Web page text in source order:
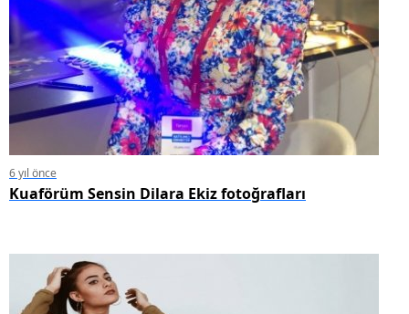
6 yıl önce
Kuaförüm Sensin Dilara Ekiz fotoğrafları